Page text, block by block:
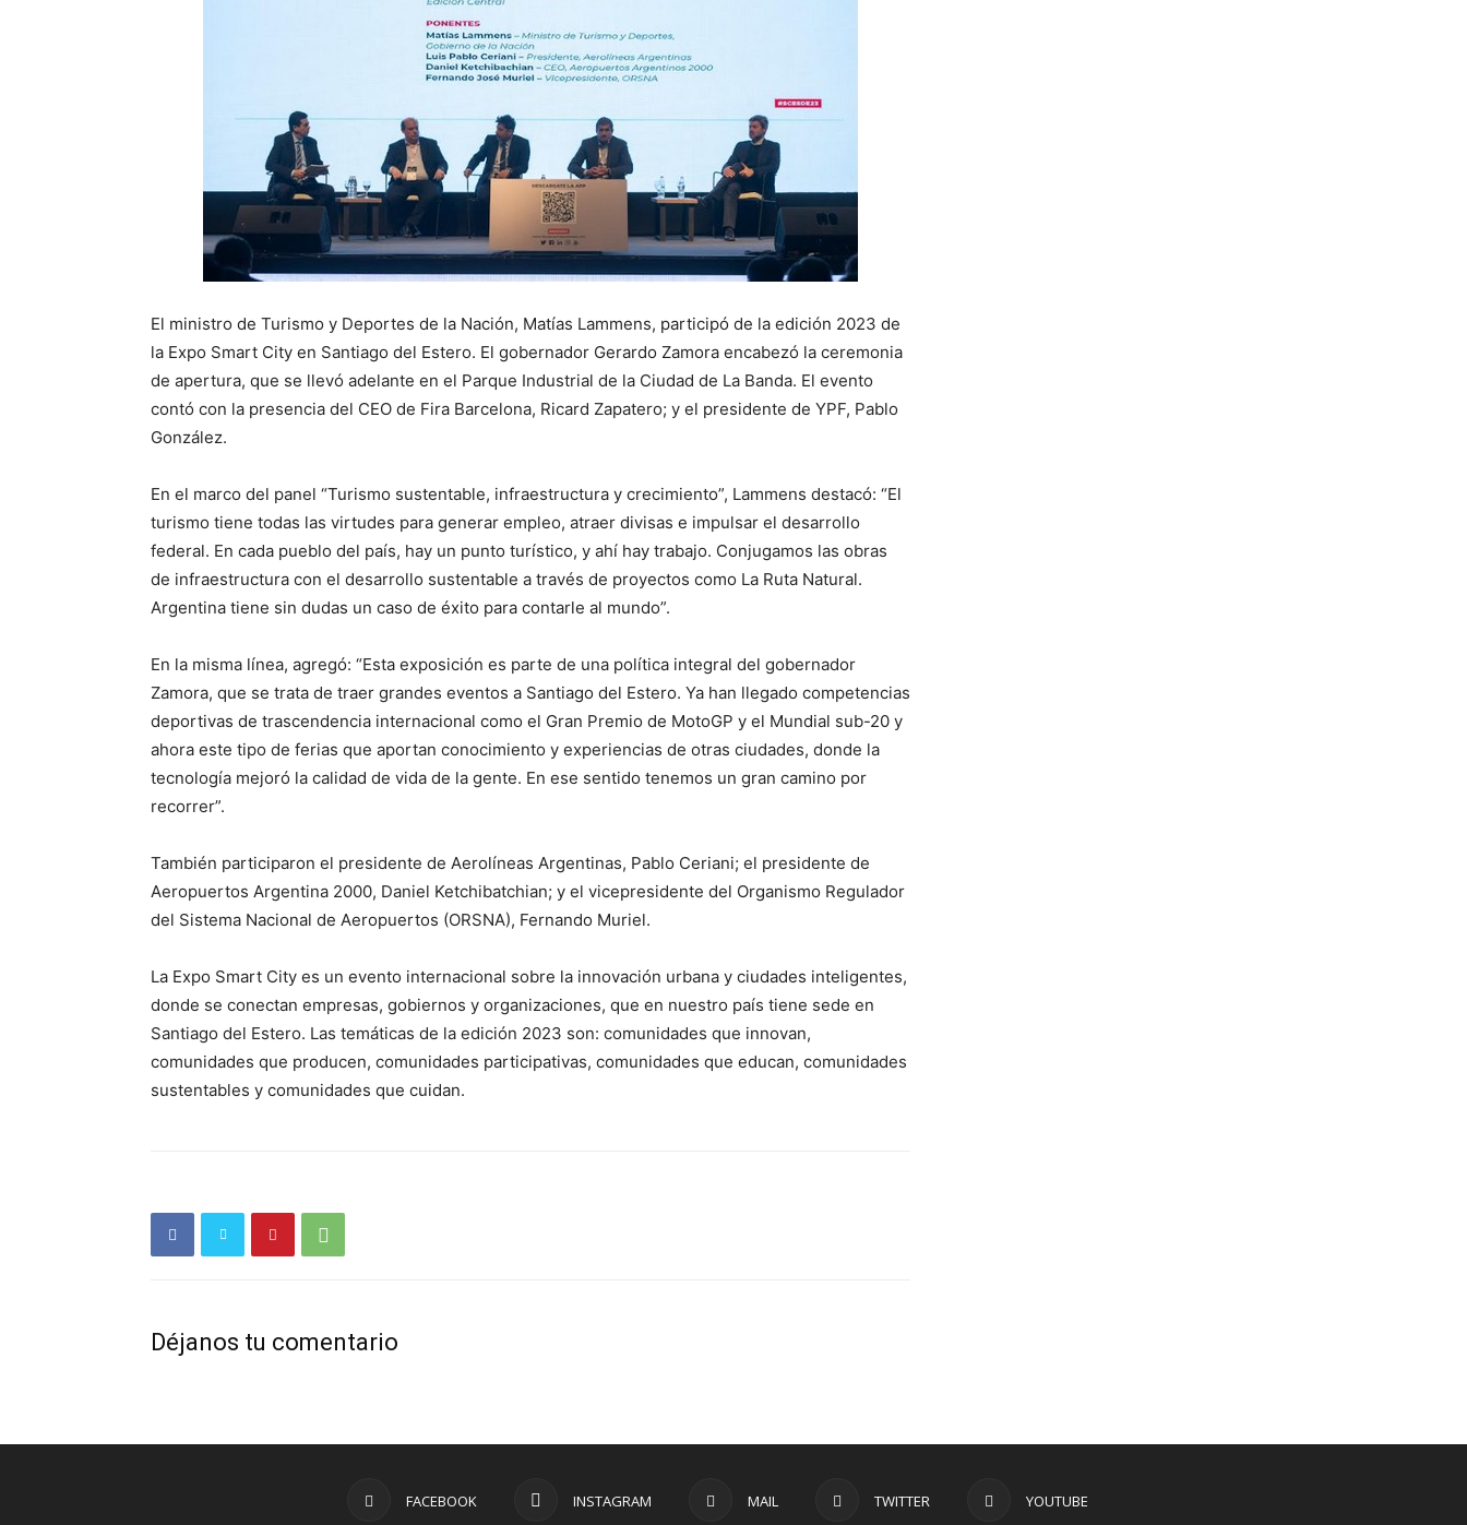
El ministro de Turismo y Deportes de la Nación, Matías Lammens, participó de la edición 2023 de
la Expo Smart City en Santiago del Estero. El gobernador Gerardo Zamora encabezó la ceremonia
de apertura, que se llevó adelante en el Parque Industrial de la Ciudad de La Banda. El evento
contó con la presencia del CEO de Fira Barcelona, Ricard Zapatero; y el presidente de YPF, Pablo
González.
En el marco del panel “Turismo sustentable, infraestructura y crecimiento”, Lammens destacó: “El
turismo tiene todas las virtudes para generar empleo, atraer divisas e impulsar el desarrollo
federal. En cada pueblo del país, hay un punto turístico, y ahí hay trabajo. Conjugamos las obras
de infraestructura con el desarrollo sustentable a través de proyectos como La Ruta Natural.
Argentina tiene sin dudas un caso de éxito para contarle al mundo”.
En la misma línea, agregó: “Esta exposición es parte de una política integral del gobernador
Zamora, que se trata de traer grandes eventos a Santiago del Estero. Ya han llegado competencias
deportivas de trascendencia internacional como el Gran Premio de MotoGP y el Mundial sub-20 y
ahora este tipo de ferias que aportan conocimiento y experiencias de otras ciudades, donde la
tecnología mejoró la calidad de vida de la gente. En ese sentido tenemos un gran camino por
recorrer”.
También participaron el presidente de Aerolíneas Argentinas, Pablo Ceriani; el presidente de
Aeropuertos Argentina 2000, Daniel Ketchibatchian; y el vicepresidente del Organismo Regulador
del Sistema Nacional de Aeropuertos (ORSNA), Fernando Muriel.
La Expo Smart City es un evento internacional sobre la innovación urbana y ciudades inteligentes,
donde se conectan empresas, gobiernos y organizaciones, que en nuestro país tiene sede en
Santiago del Estero. Las temáticas de la edición 2023 son: comunidades que innovan,
comunidades que producen, comunidades participativas, comunidades que educan, comunidades
sustentables y comunidades que cuidan.
Déjanos tu comentario
FACEBOOK INSTAGRAM MAIL TWITTER YOUTUBE